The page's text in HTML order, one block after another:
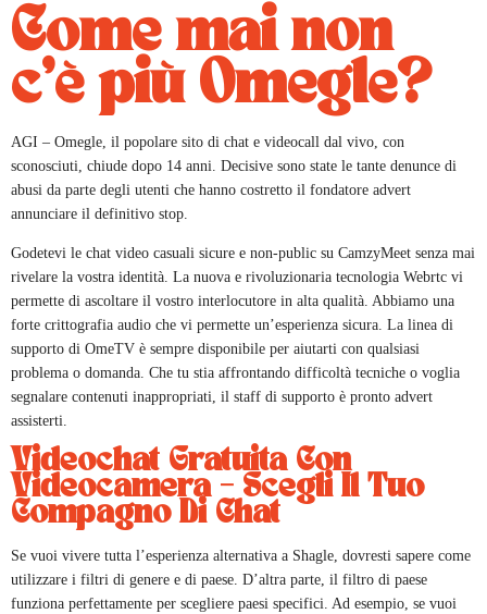
Come mai non
c’è più Omegle?
AGI – Omegle, il popolare sito di chat e videocall dal vivo, con
sconosciuti, chiude dopo 14 anni. Decisive sono state le tante denunce di
abusi da parte degli utenti che hanno costretto il fondatore advert
annunciare il definitivo stop.
Godetevi le chat video casuali sicure e non-public su CamzyMeet senza mai
rivelare la vostra identità. La nuova e rivoluzionaria tecnologia Webrtc vi
permette di ascoltare il vostro interlocutore in alta qualità. Abbiamo una
forte crittografia audio che vi permette un’esperienza sicura. La linea di
supporto di OmeTV è sempre disponibile per aiutarti con qualsiasi
problema o domanda. Che tu stia affrontando difficoltà tecniche o voglia
segnalare contenuti inappropriati, il staff di supporto è pronto advert
assisterti.
Videochat Gratuita Con
Videocamera – Scegli Il Tuo
Compagno Di Chat
Se vuoi vivere tutta l’esperienza alternativa a Shagle, dovresti sapere come
utilizzare i filtri di genere e di paese. D’altra parte, il filtro di paese
funziona perfettamente per scegliere paesi specifici. Ad esempio, se vuoi